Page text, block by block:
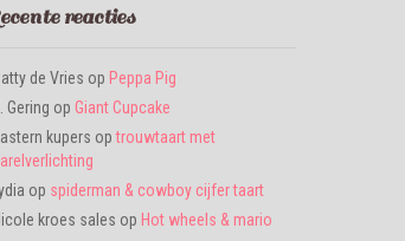
reacties
de Vries op Peppa Pig
Gering op Giant Cupcake
kupers optrouwtaart met
op spiderman & cowboy cijfer taart
kroes sales op Hot wheels & mario